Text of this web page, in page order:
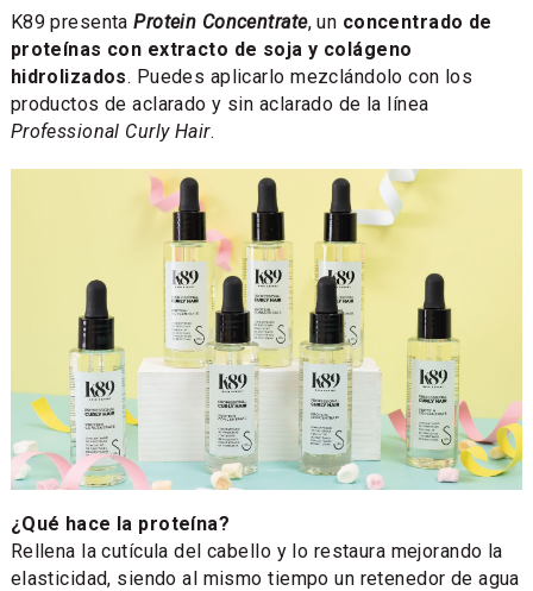
K89 presentaProtein Concentrate, un concentrado de
proteínas con extracto de soja y colágeno
hidrolizados. Puedes aplicarlo mezclándolo con los
productos de aclarado y sin aclarado de la línea
Professional Curly Hair.
¿Qué hace la proteína?
Rellena la cutícula del cabello y lo restaura mejorando la
elasticidad, siendo al mismo tiempo un retenedor de agua